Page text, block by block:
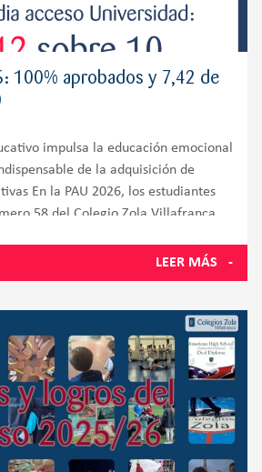
100% aprobados y 7,42 de
impulsa la educación emocional
de la adquisición de
En la PAU 2026, los estudiantes
58 del Colegio Zola Villafranca,
LEER MÁS